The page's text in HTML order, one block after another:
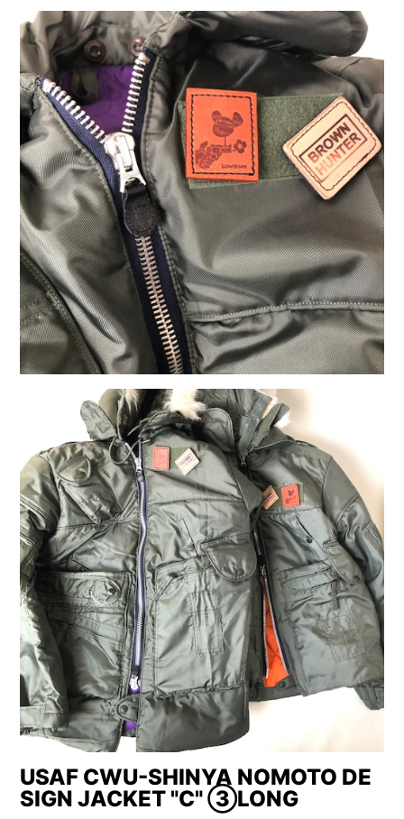
USAF CWU-SHINYA NOMOTO DE
SIGN JACKET "C" ③LONG